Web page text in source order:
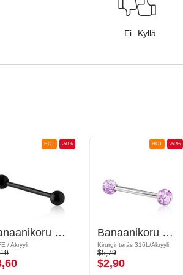
Ei Kyllä
-50%
HOT
Banaanikoru kanssa akryylipallot
/ Akryyli
-50%
HOT
Banaanikoru kanssa pallot
Kirurginteräs 316L/Akryyli
$5,79
$2,90